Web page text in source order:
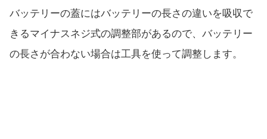
バッテリーの蓋にはバッテリーの長さの違いを吸収で
きるマイナスネジ式の調整部があるので、バッテリー
の長さが合わない場合は工具を使って調整します。